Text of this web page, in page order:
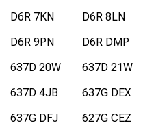
D6R 7KN
D6R 8LN
D6R 9PN
D6R DMP
637D 20W
637D 21W
637D 4JB
637G DEX
637G DFJ
627G CEZ